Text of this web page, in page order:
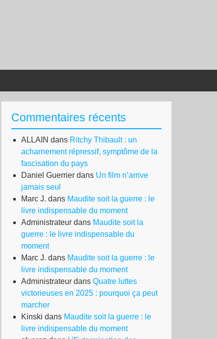
Commentaires récents
ALLAIN dans Ritchy Thibault : un
acharnement répressif, symptôme de la
fascisation du pays
Daniel Guerrier dans Un film n’arrive
jamais seul
Marc J. dans Maudite soit la guerre : le
livre indispensable du moment
Administrateur dans Maudite soit la
guerre : le livre indispensable du
moment
Marc J. dans Maudite soit la guerre : le
livre indispensable du moment
Administrateur dans Quatre luttes
victorieuses en 2025 : pourquoi ça peut
marcher
Kinski dans Maudite soit la guerre : le
livre indispensable du moment